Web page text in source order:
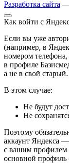
Разработка сайта —
Как войти с
Если вы уже
(например, в
номером
в профиле
а не в свой старый.
В этом случае:
Не будут
Не
Поэтому
аккаунт Яндекса —
с вашим профилем
основной